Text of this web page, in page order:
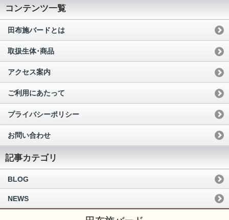
コンテンツ一覧
田布施バードとは
取扱生体･商品
アクセス案内
ご利用にあたって
プライバシーポリシー
お問い合わせ
記事カテゴリ
BLOG
NEWS